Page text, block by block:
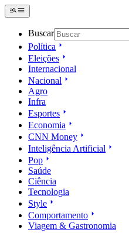
Buscar
Política
Eleições
Internacional
Nacional
Agro
Infra
Esportes
Economia
CNN Money
Inteligência Artificial
Pop
Saúde
Ciência
Tecnologia
Style
Comportamento
Viagem & Gastronomia